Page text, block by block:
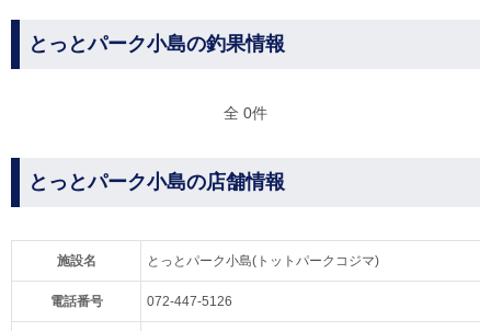
とっとパーク小島の釣果情報
全 0件
とっとパーク小島の店舗情報
施設名 とっとパーク小島(トットパークコジマ)
電話番号 072-447-5126